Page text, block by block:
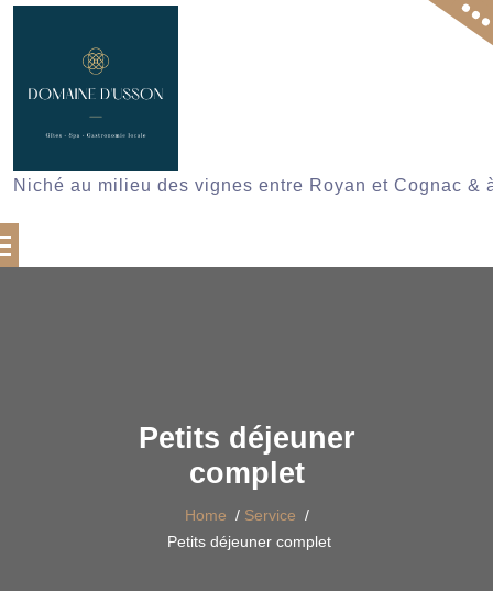
Skip
Niché au milieu des vignes entre Royan et Cognac &
Petits déjeuner
complet
Home / Service /
Petits déjeuner complet